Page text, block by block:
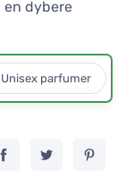
en dybere
Unisex parfumer